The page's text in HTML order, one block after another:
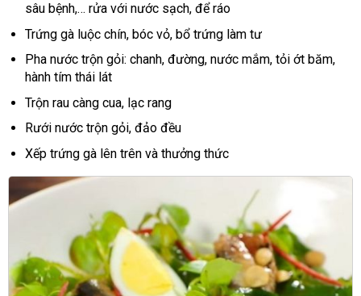
sâu bệnh,… rửa với nước sạch, để ráo
Trứng gà luộc chín, bóc vỏ, bổ trứng làm tư
Pha nước trộn gỏi: chanh, đường, nước mắm, tỏi ớt băm,
hành tím thái lát
Trộn rau càng cua, lạc rang
Rưới nước trộn gỏi, đảo đều
Xếp trứng gà lên trên và thưởng thức